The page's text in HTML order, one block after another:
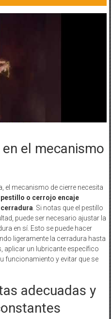
el mecanismo
el mecanismo de cierre necesita
pestillo o cerrojo encaje
cerradura. Si notas que el pestillo
puede ser necesario ajustar la
en sí. Esto se puede hacer
ligeramente la cerradura hasta
aplicar un lubricante específico
funcionamiento y evitar que se
adecuadas y